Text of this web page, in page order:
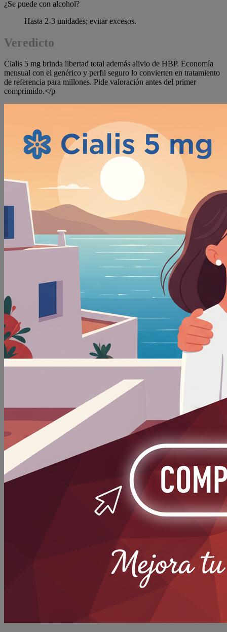
¿Se puede con alcohol?
Hasta 2-3 unidades; evitar excesos.
Veredicto
Cialis 5 mg brinda libertad total además alivio de HBP. Economía
mensual con el genérico y perfil seguro lo convierten en tratamiento
de referencia para millones. Pide valoración antes del primer
comprimido.</p